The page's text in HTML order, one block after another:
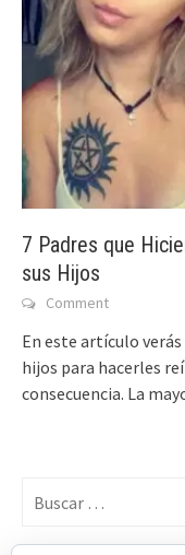
7 Padres que
sus Hijos
Comment
En este artículo verás
hijos para hacerles
consecuencia. La